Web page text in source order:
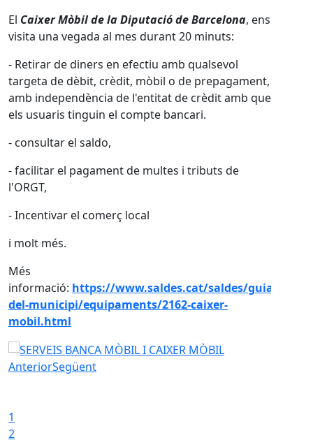
de la Diputació de Barcelona, ens
al mes durant 20 minuts:
en efectiu amb qualsevol
crèdit, mòbil o de prepagament,
de l'entitat de crèdit amb que
el compte bancari.
de multes i tributs de
comerç local
www.saldes.cat/saldes/guia-
2162-caixer-
MÒBIL I CAIXER MÒBIL
Recull el material,
activa els clauers:
Social
ðŸ“žPer a més
ðŸŒWeb:
âœ‰️Correu:
AnteriorSegüent
1